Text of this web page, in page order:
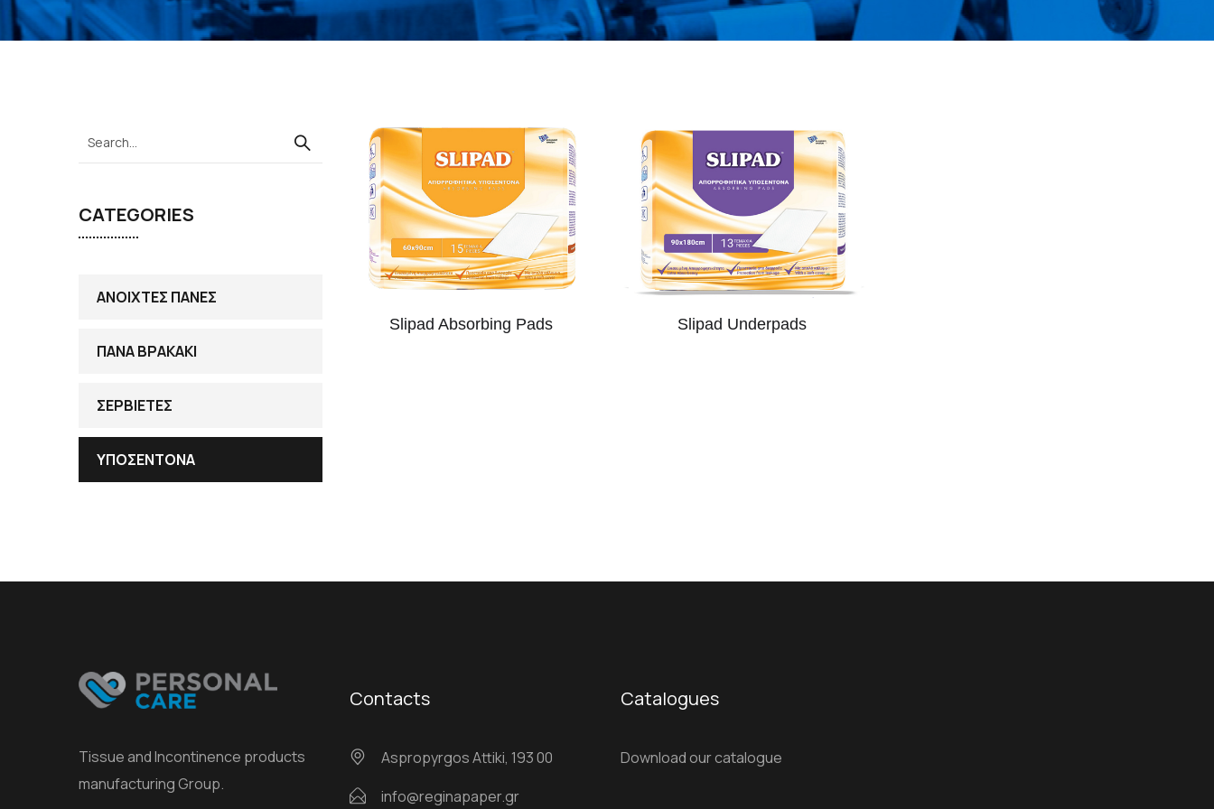
CATEGORIES
ΑΝΟΙΧΤΕΣ ΠΑΝΕΣ
ΠΑΝΑ ΒΡΑΚΑΚΙ
ΣΕΡΒΙΕΤΕΣ
ΥΠΟΣΕΝΤΟΝΑ
Slipad Absorbing Pads Slipad Underpads
Tissue and Incontinence products
manufacturing Group.
Contacts
Αspropyrgos Attiki, 193 00
info@reginapaper.gr
Catalogues
Download our catalogue